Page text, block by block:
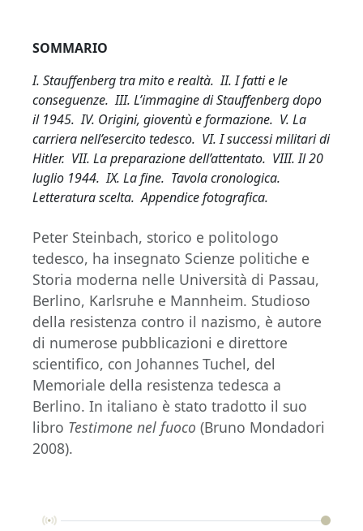
SOMMARIO
I. Stauffenberg tra mito e realtà. II. I fatti e le
conseguenze. III. L’immagine di Stauffenberg dopo
il 1945. IV. Origini, gioventù e formazione. V. La
carriera nell’esercito tedesco. VI. I successi militari di
Hitler. VII. La preparazione dell’attentato. VIII. Il 20
luglio 1944. IX. La fine. Tavola cronologica.
Letteratura scelta. Appendice fotografica.
Peter Steinbach, storico e politologo
tedesco, ha insegnato Scienze politiche e
Storia moderna nelle Università di Passau,
Berlino, Karlsruhe e Mannheim. Studioso
della resistenza contro il nazismo, è autore
di numerose pubblicazioni e direttore
scientifico, con Johannes Tuchel, del
Memoriale della resistenza tedesca a
Berlino. In italiano è stato tradotto il suo
libro Testimone nel fuoco (Bruno Mondadori
2008).